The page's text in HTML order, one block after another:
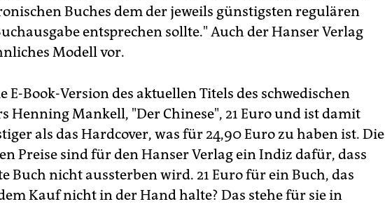
Buches dem der jeweils günstigsten regulären
entsprechen sollte." Auch der Hanser Verlag
Modell vor.
E-Book-Version des aktuellen Titels des schwedischen
Henning Mankell, "Der Chinese", 21 Euro und ist damit
als das Hardcover, was für 24,90 Euro zu haben ist. Die
Preise sind für den Hanser Verlag ein Indiz dafür, dass
Buch nicht aussterben wird. 21 Euro für ein Buch, das
Kauf nicht in der Hand halte? Das stehe für sie in